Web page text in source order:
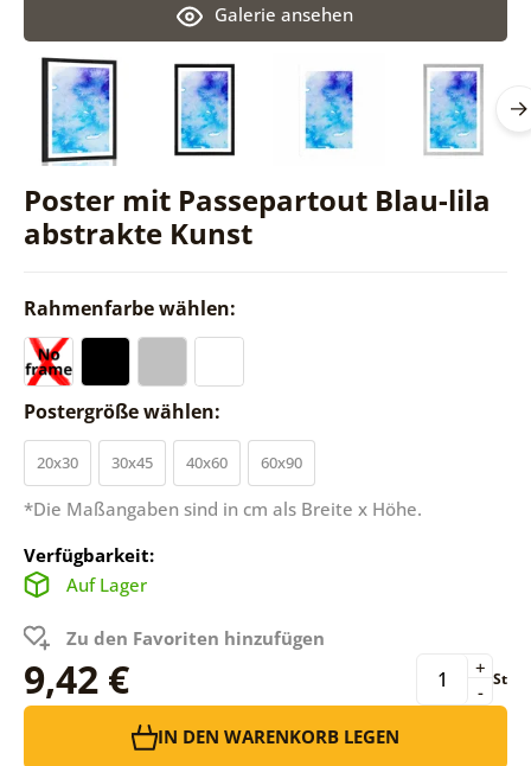
Poster mit Passepartout Blau-lila
abstrakte Kunst
Galerie ansehen
Rahmenfarbe wählen:
Postergröße wählen:
20x30 30x45 40x60 60x90
*Die Maßangaben sind in cm als Breite x Höhe.
Verfügbarkeit:
Auf Lager
Zu den Favoriten hinzufügen
9,42 € -
+ St
IN DEN WARENKORB LEGEN